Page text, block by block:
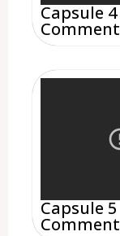
Capsule
Capsule